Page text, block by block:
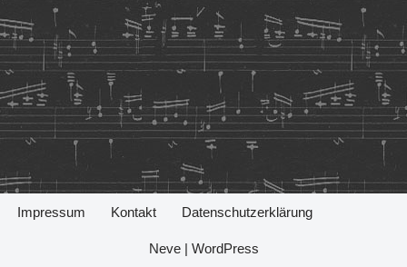
Impressum Kontakt Datenschutzerklärung
Neve| WordPress